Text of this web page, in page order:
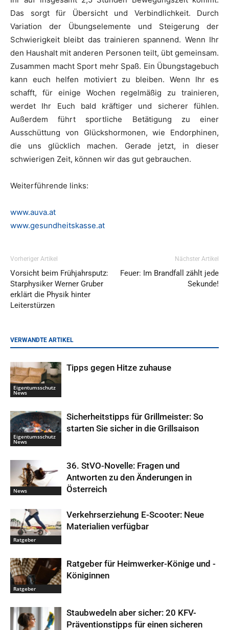
Das sorgt für Übersicht und Verbindlichkeit. Durch
Variation der Übungselemente und Steigerung der
Schwierigkeit bleibt das trainieren spannend. Wenn Ihr
den Haushalt mit anderen Personen teilt, übt gemeinsam.
Zusammen macht Sport mehr Spaß. Ein Übungstagebuch
kann euch helfen motiviert zu bleiben. Wenn Ihr es
schafft, für einige Wochen regelmäßig zu trainieren,
werdet Ihr Euch bald kräftiger und sicherer fühlen.
Außerdem führt sportliche Betätigung zu einer
Ausschüttung von Glückshormonen, wie Endorphinen,
die uns glücklich machen. Gerade jetzt, in dieser
schwierigen Zeit, können wir das gut gebrauchen.
Weiterführende links:
www.auva.at
www.gesundheitskasse.at
Vorheriger Artikel
Vorsicht beim Frühjahrsputz:
Starphysiker Werner Gruber
erklärt die Physik hinter
Leiterstürzen
Nächster Artikel
Feuer: Im Brandfall zählt jede
Sekunde!
VERWANDTE ARTIKEL
Eigentumsschutz
News
Tipps gegen Hitze zuhause
Eigentumsschutz
News
Sicherheitstipps für Grillmeister: So
starten Sie sicher in die Grillsaison
News
36. StVO-Novelle: Fragen und
Antworten zu den Änderungen in
Österreich
Ratgeber
Verkehrserziehung E-Scooter: Neue
Materialien verfügbar
Ratgeber
Ratgeber für Heimwerker-Könige und -
Königinnen
Staubwedeln aber sicher: 20 KFV-
Präventionstipps für einen sicheren